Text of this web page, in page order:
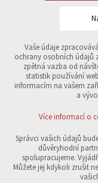
Technická cookies
nutná pro
udržení kontextu
přihlášení, volby
analytická pro
návštěvnosti
marketingová
Více informací o
Vaše údaje
ochrany osobních údajů
zpětná vazba od
statistik používání
informacím na vašem
a
Více informací o
Správci vašich údajů
důvěryhodní
spolupracujeme.
Můžete jej kdykoli zrušit